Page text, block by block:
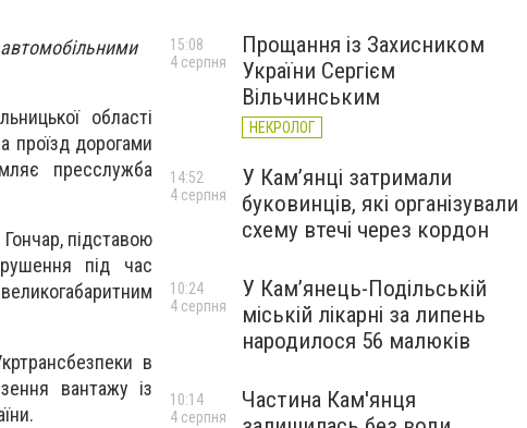
області
проїзд дорогами
пресслужба
підставою
під час
в
вантажу із
Прощання із Захисником
України Сергієм
Вільчинським
НЕКРОЛОГ
15:08
4 серпня
У Кам’янці затримали
буковинців, які організували
схему втечі через кордон
14:52
4 серпня
У Кам’янець-Подільській
міській лікарні за липень
народилося 56 малюків
10:24
4 серпня
Частина Кам'янця
10:14
4 серпня